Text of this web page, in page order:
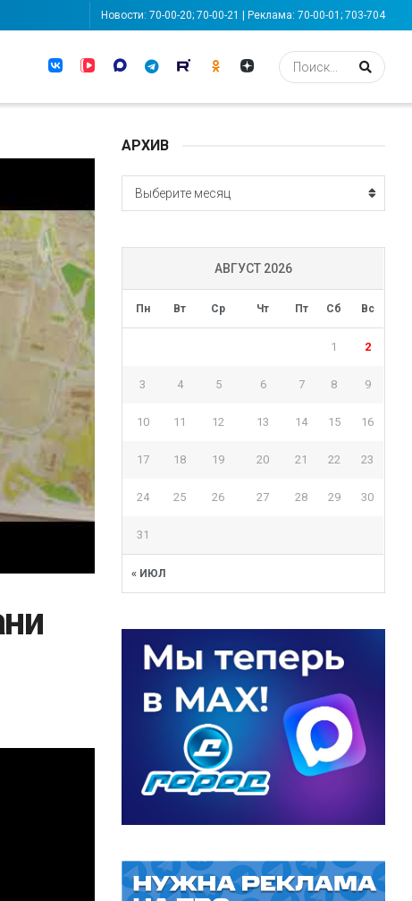
Новости: 70-00-20; 70-00-21 | Реклама: 70-00-01; 703-704
АРХИВ
АРХИВ
Выберите месяц
АВГУСТ 2026
Пн Вт Ср Чт Пт Сб Вс
« ИЮЛ
1 2
3 4 5 6 7 8 9
10 11 12 13 14 15 16
17 18 19 20 21 22 23
24 25 26 27 28 29 30
31